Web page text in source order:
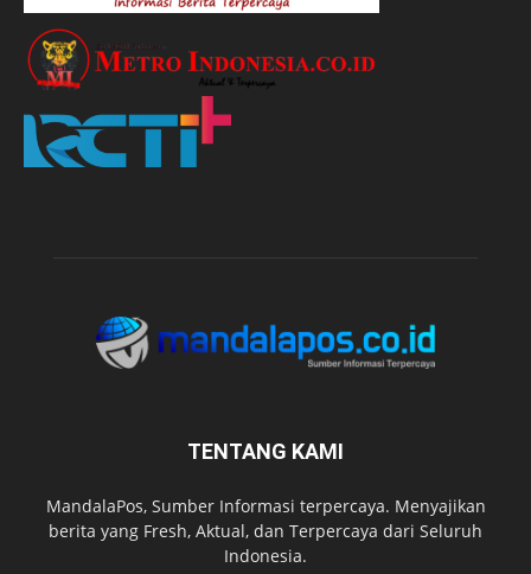
TENTANG KAMI
MandalaPos, Sumber Informasi terpercaya. Menyajikan
berita yang Fresh, Aktual, dan Terpercaya dari Seluruh
Indonesia.